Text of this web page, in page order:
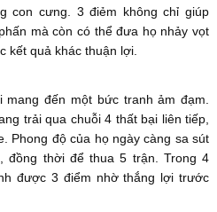
con cưng. 3 điẻm không chỉ giúp
mà còn có thể đưa họ nhảy vọt
kết quả khác thuận lợi.
mang đến một bức tranh ảm đạm.
trải qua chuỗi 4 thất bại liên tiếp,
Phong độ của họ ngày càng sa sút
đồng thời để thua 5 trận. Trong 4
được 3 điểm nhờ thắng lợi trước